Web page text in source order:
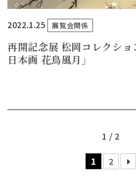
2022.1.25 展覧会関係
再開記念展 松岡コレクシ
日本画 花鳥風月」
1 / 2
1 2